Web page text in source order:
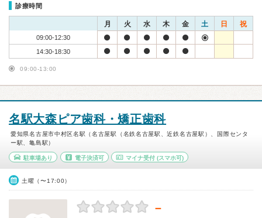
診療時間
月 火 水 木 金 土 日 祝
09:00-12:30
14:30-18:30
09:00-13:00
名駅大森ピア歯科・矯正歯科
愛知県名古屋市中村区名駅（名古屋駅（名鉄名古屋駅、近鉄名古屋駅）、国際センタ
ー駅、亀島駅）
駐車場あり 電子決済可 マイナ受付 (スマホ可)
土曜（〜17:00）
－